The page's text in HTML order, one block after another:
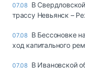
07.08 В
трассу Невьянск –
07.08 В Бессоновке
ход капитального
07.08 В Ивановской